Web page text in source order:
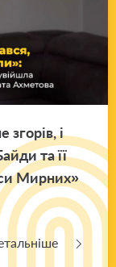
і
та її
Мир­них»